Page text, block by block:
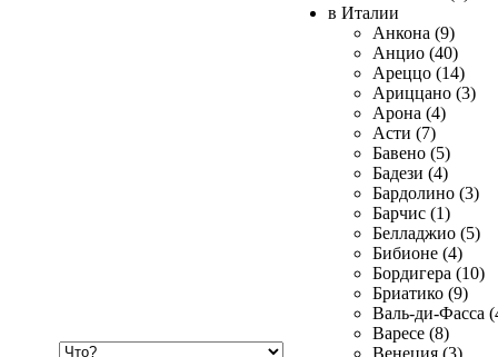
в Италии
Анкона (9)
Анцио (40)
Ареццо (14)
Ариццано (3)
Арона (4)
Асти (7)
Бавено (5)
Бадези (4)
Бардолино (3)
Барчис (1)
Белладжио (5)
Бибионе (4)
Бордигера (10)
Бриатико (9)
Валь-ди-Фасса
Варесе (8)
Венеция (3)